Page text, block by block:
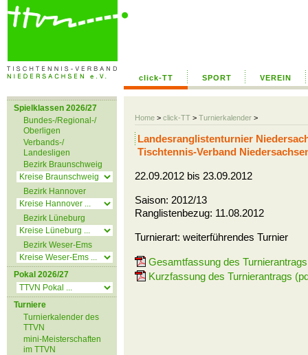
click-TT SPORT VEREIN
Home > click-TT > Turnierkalender >
Spielklassen 2026/27
Bundes-/Regional-/
Oberligen
Verbands-/
Landesligen
Bezirk Braunschweig
Bezirk Hannover
Bezirk Lüneburg
Bezirk Weser-Ems
Pokal 2026/27
Turniere
Turnierkalender des
TTVN
mini-Meisterschaften
im TTVN
Landesranglistenturnier
Tischtennis-Verband
22.09.2012 bis 23.09.2012
Saison: 2012/13
Ranglistenbezug: 11.08.2012
Turnierart: weiterführendes Turnier
Gesamtfassung des
Kurzfassung des Turnierantrags